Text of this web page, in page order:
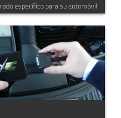
específico para su automóvil